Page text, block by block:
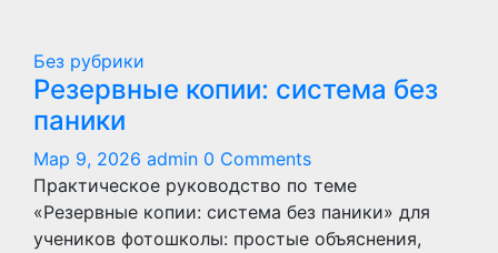
Без рубрики
Резервные копии: система без
паники
Мар 9, 2026 admin 0 Comments
Практическое руководство по теме
«Резервные копии: система без паники» для
учеников фотошколы: простые объяснения,